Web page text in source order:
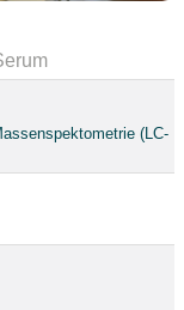
(LC-